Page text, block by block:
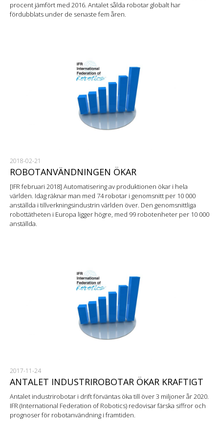
procent jämfört med 2016. Antalet sålda robotar globalt har
fördubblats under de senaste fem åren.
2018-02-21
ROBOTANVÄNDNINGEN ÖKAR
[IFR februari 2018] Automatisering av produktionen ökar i hela
världen. Idag räknar man med 74 robotar i genomsnitt per 10 000
anställda i tillverkningsindustrin världen över. Den genomsnittliga
robottätheten i Europa ligger högre, med 99 robotenheter per 10 000
anställda.
2017-11-24
ANTALET INDUSTRIROBOTAR ÖKAR KRAFTIGT
Antalet industrirobotar i drift förväntas öka till över 3 miljoner år 2020.
IFR (International Federation of Robotics) redovisar färska siffror och
prognoser för robotanvändning i framtiden.